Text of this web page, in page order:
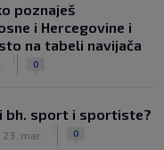
poznaješ
i Hercegovine i
na tabeli navijača
0
bh. sport i sportiste?
23. mar. 0